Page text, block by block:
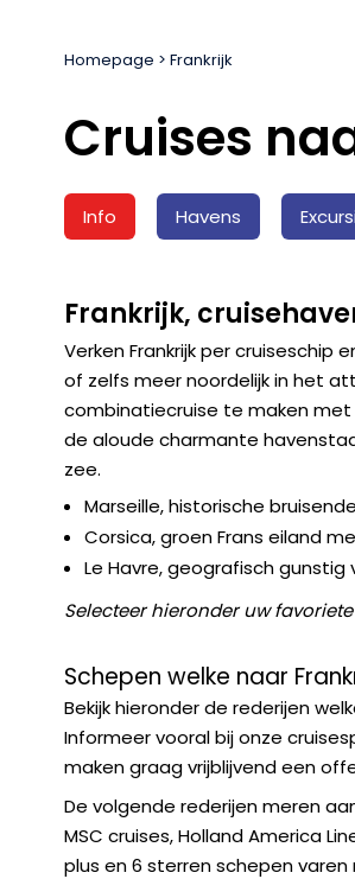
Homepage Frankrijk
Cruises
Info Havens
Frankrijk,
Verken Frankrijk per cruiseschip
of zelfs meer noordelijk in het
combinatiecruise te maken met
de aloude charmante
zee.
Marseille, historische
Corsica, groen Frans eiland
Le Havre, geografisch
Selecteer hieronder uw
Schepen welke naar
Bekijk hieronder de rederijen
Informeer vooral bij onze
maken graag vrijblijvend een
De volgende rederijen meren
MSC cruises, Holland America
plus en 6 sterren schepen varen